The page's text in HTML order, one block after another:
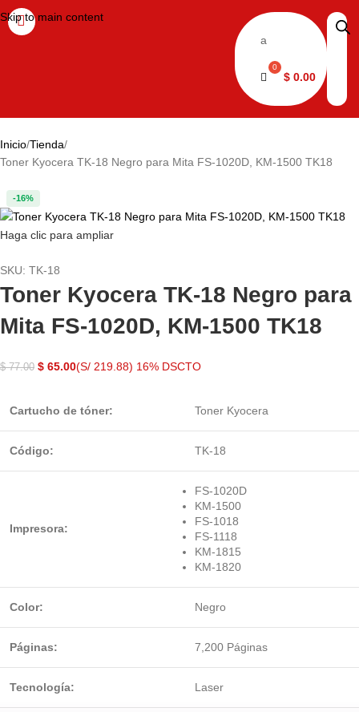
Skip to main content
a
$ 0.00
Inicio Tienda
Toner Kyocera TK-18 Negro para Mita FS-1020D, KM-1500 TK18
-16%
Haga clic para ampliar
SKU: TK-18
Toner Kyocera TK-18 Negro para
Mita FS-1020D, KM-1500 TK18
$77.00 $ 65.00(S/ 219.88) 16% DSCTO
Cartucho de tóner: Toner Kyocera
Código: TK-18
Impresora:
FS-1020D
KM-1500
FS-1018
FS-1118
KM-1815
KM-1820
Color: Negro
Páginas: 7,200 Páginas
Tecnología: Laser